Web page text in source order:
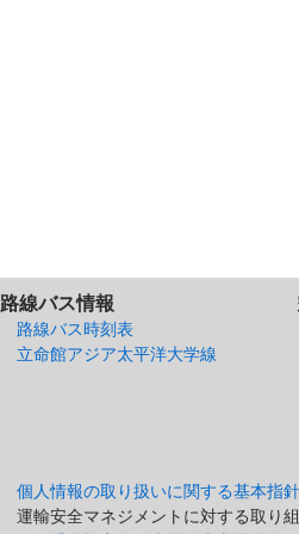
路線バス情報
路線バス時刻表
立命館アジア太平洋大学線
個人情報の取り扱いに関する基本指針
運輸安全マネジメントに対する取り